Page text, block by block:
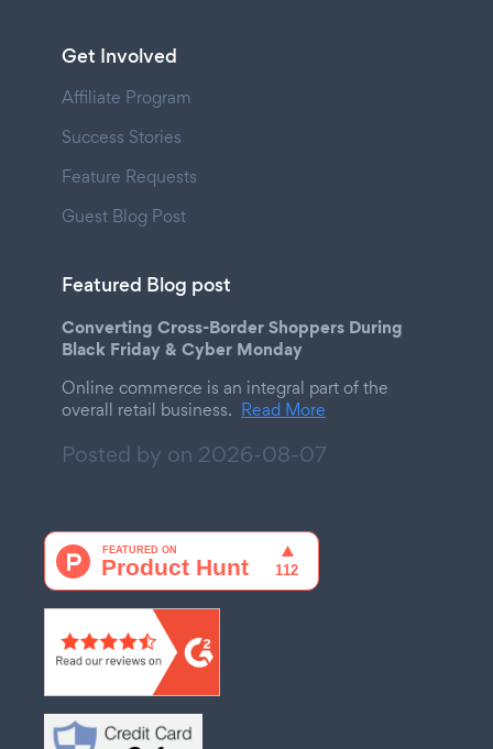
Get Involved
Affiliate Program
Success Stories
Feature Requests
Guest Blog Post
Featured Blog post
Converting Cross-Border Shoppers During
Black Friday & Cyber Monday
Online commerce is an integral part of the
overall retail business. Read More
Posted by on 2026-08-07